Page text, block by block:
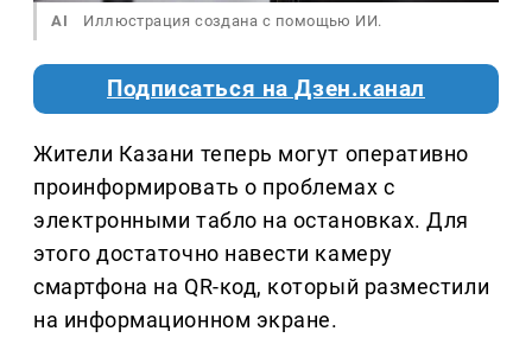
AI Иллюстрация создана с помощью ИИ.
Подписаться на Дзен.канал
Жители Казани теперь могут оперативно
проинформировать о проблемах с
электронными табло на остановках. Для
этого достаточно навести камеру
смартфона на QR-код, который разместили
на информационном экране.